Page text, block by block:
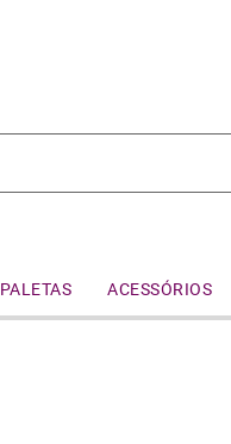
PALETAS ACESSÓRIOS